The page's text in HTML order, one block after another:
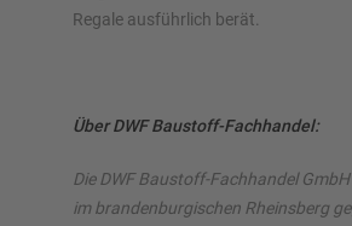
Regale ausführlich berät.
Über DWF Baustoff-Fachhandel:
Die DWF Baustoff-Fachhandel
im brandenburgischen Rheinsberg